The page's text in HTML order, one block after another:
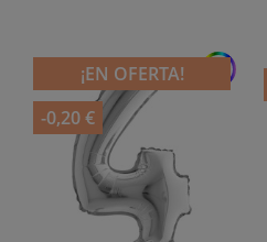
add
¡EN OFERTA!
-0,20 €